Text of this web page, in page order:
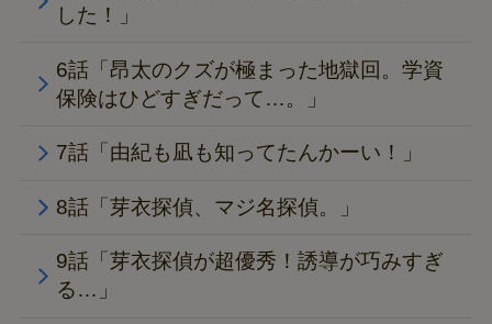
した！」
6話「昂太のクズが極まった地獄回。学資
保険はひどすぎだって…。」
7話「由紀も凪も知ってたんかーい！」
8話「芽衣探偵、マジ名探偵。」
9話「芽衣探偵が超優秀！誘導が巧みすぎ
る…」